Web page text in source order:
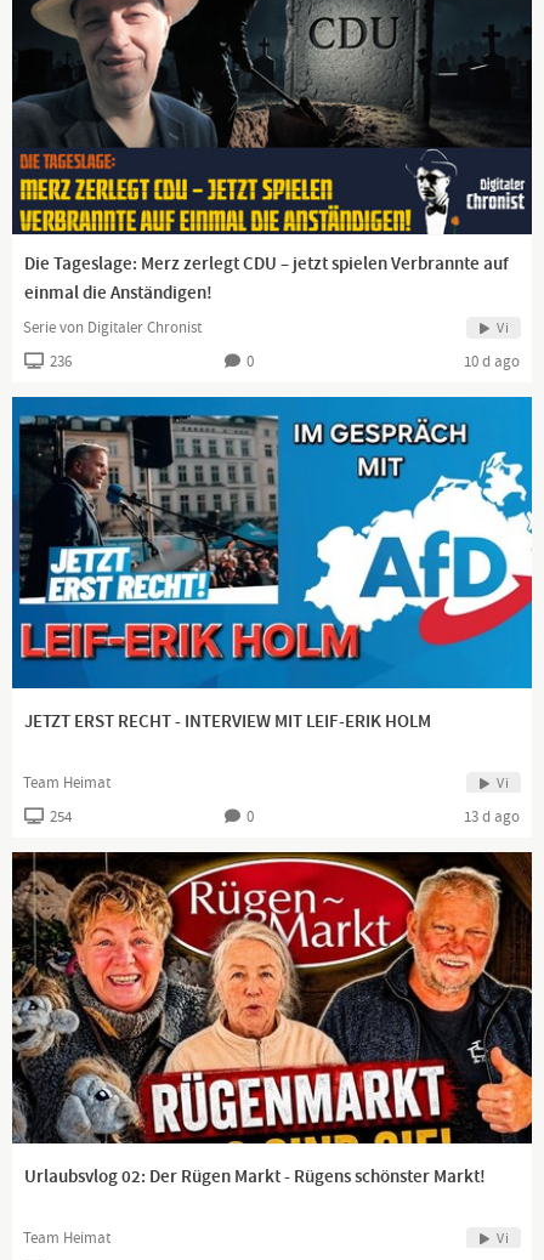
https://www.youtube.com/channel/UCK_c...
https://www.youtube.com/channel/UCNte...
https://dlive.tv/TEAM-HEIMAT
https://www.teamheimat.com
↗️Telegram
Kanal:https://t.me/HeimatgewaltfreiVereint
Gruppe:https://t.me/TeamHeimatChat
https://www.facebook.com/CarstenWJahn
Die Tageslage: Merz zerlegt CDU – jetzt spielen Verbrannte auf
einmal die Anständigen!
Serie von Digitaler Chronist Vi
236 0 10 d ago
JETZT ERST RECHT - INTERVIEW MIT LEIF-ERIK HOLM
Team Heimat Vi
254 0 13 d ago
Urlaubsvlog 02: Der Rügen Markt - Rügens schönster Markt!
Team Heimat Vi